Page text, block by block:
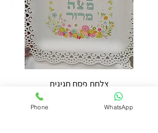
צלחת פסח חגיגית
Phone WhatsApp